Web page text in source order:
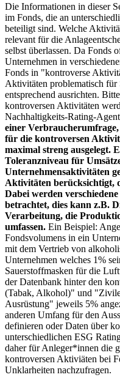
Die Informationen in dieser
im Fonds, die an
beteiligt sind. Welche
relevant für die
selbst überlassen. Da Fonds
Unternehmen in
Fonds in "kontroverse
Aktivitäten problematisch für
entsprechend ausrichten.
kontroversen Aktivitäten
Nachhaltigkeits-Rating-
einer
für die kontroversen
maximal streng ausgelegt.
Toleranzniveau für
Unternehmensaktivitäten
Aktivitäten berücksichtigt,
Dabei werden
betrachtet, dies kann z.B.
Verarbeitung, die
umfassen. Ein Beispiel:
Fondsvolumens in ein
mit dem Vertrieb von
Unternehmen welches 1%
Sauerstoffmasken für die
der Datenbank hinter den
(Tabak, Alkohol)" und
Ausrüstung" jeweils 5%
anderen Umfang für den
definieren oder Daten über
unterschiedlichen ESG
daher für Anleger*innen die
kontroversen Aktiviäten bei
Unklarheiten nachzufragen.